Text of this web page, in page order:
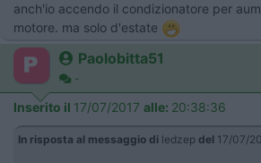
anch'io accendo il condizionatore per
motore. ma solo d'estate
Paolobitta51
-
Inserito il 17/07/2017 alle: 20:38:36
In risposta al messaggio di ledzep del 17/07/